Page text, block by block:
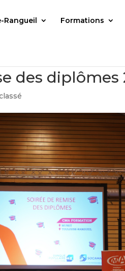
Rangueil Formations
des diplômes